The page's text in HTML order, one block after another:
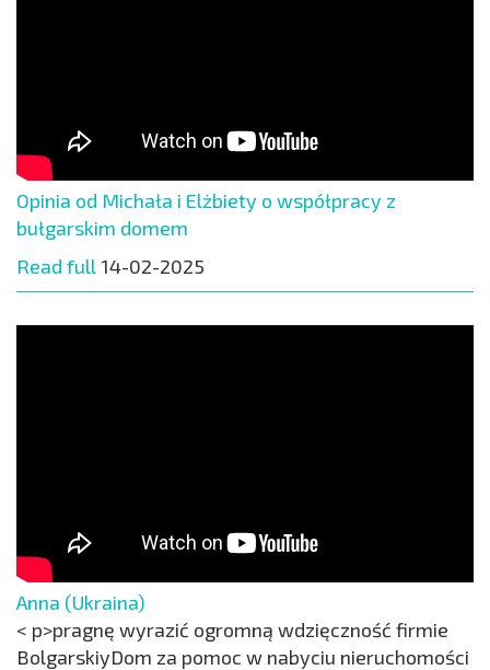
Opinia od Michała i Elżbiety o współpracy z
bułgarskim domem
Read full 14-02-2025
Anna (Ukraina)
< p>pragnę wyrazić ogromną wdzięczność firmie
BolgarskiyDom za pomoc w nabyciu nieruchomości